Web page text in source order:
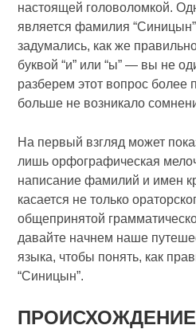
настоящей головоломкой.
является фамилия
задумались, как же
буквой “и” или “ы” — вы не
разберем этот вопрос более
больше не возникало
На первый взгляд может
лишь орфографическая
написание фамилий и имен
касается не только
общепринятой
давайте начнем наше
языка, чтобы понять, как
“Синицын”.